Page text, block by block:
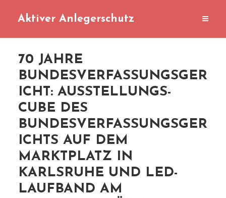
Aktiver Anlegerschutz
70 JAHRE
BUNDESVERFASSUNGSGER
ICHT: AUSSTELLUNGS-
CUBE DES
BUNDESVERFASSUNGSGER
ICHTS AUF DEM
MARKTPLATZ IN
KARLSRUHE UND LED-
LAUFBAND AM